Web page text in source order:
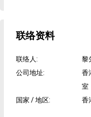
联络资料
联络人:
黎
公司地址:
香
室
国家 / 地区: 香